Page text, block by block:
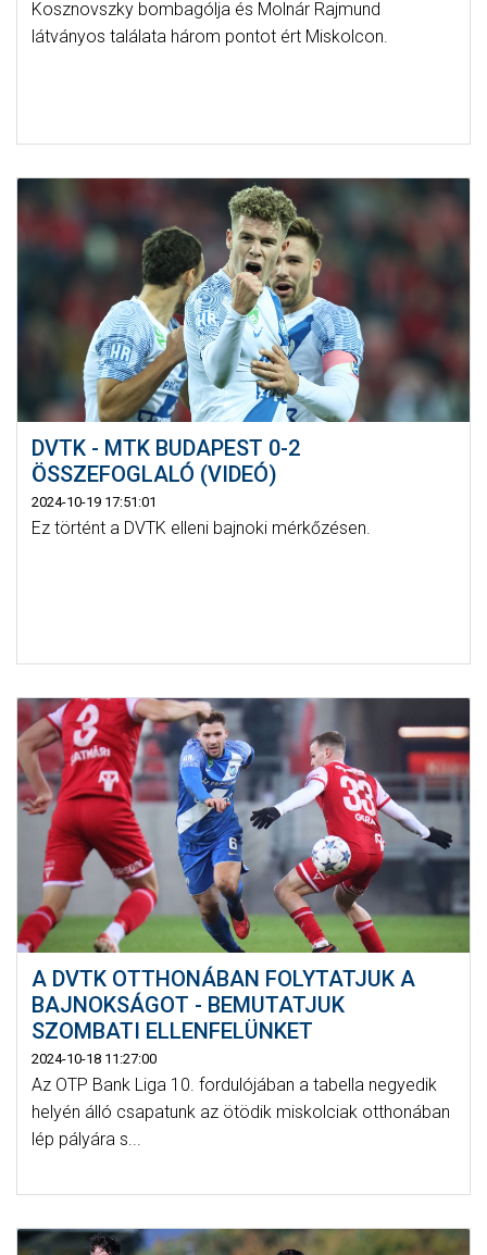
Kosznovszky bombagólja és Molnár Rajmund
látványos találata három pontot ért Miskolcon.
DVTK - MTK BUDAPEST 0-2
ÖSSZEFOGLALÓ (VIDEÓ)
2024-10-19 17:51:01
Ez történt a DVTK elleni bajnoki mérkőzésen.
A DVTK OTTHONÁBAN FOLYTATJUK A
BAJNOKSÁGOT - BEMUTATJUK
SZOMBATI ELLENFELÜNKET
2024-10-18 11:27:00
Az OTP Bank Liga 10. fordulójában a tabella negyedik
helyén álló csapatunk az ötödik miskolciak otthonában
lép pályára s...